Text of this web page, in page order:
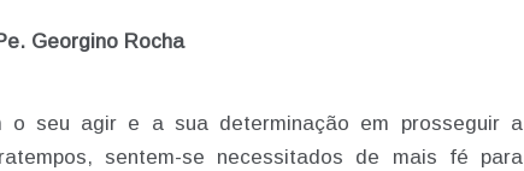
Georgino Rocha
o seu agir e a sua determinação em prosseguir a
sentem-se necessitados de mais fé para